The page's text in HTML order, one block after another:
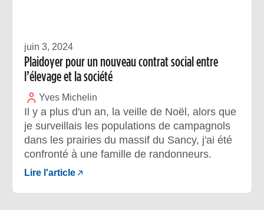
juin 3, 2024
Plaidoyer pour un nouveau contrat social entre
l’élevage et la société
Yves Michelin
Il y a plus d'un an, la veille de Noël, alors que
je surveillais les populations de campagnols
dans les prairies du massif du Sancy, j'ai été
confronté à une famille de randonneurs.
Lire l'article